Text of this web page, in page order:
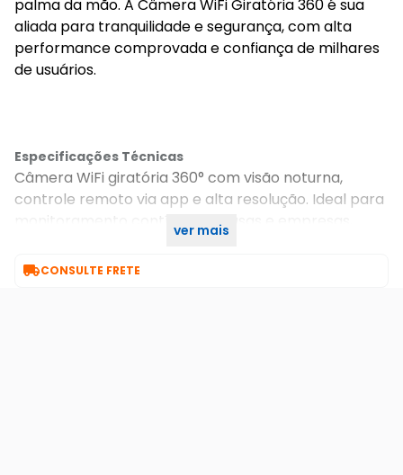
palma da mão. A Câmera WiFi Giratória 360 é sua
aliada para tranquilidade e segurança, com alta
performance comprovada e confiança de milhares
de usuários.
Especificações Técnicas
Câmera WiFi giratória 360° com visão noturna,
controle remoto via app e alta resolução. Ideal para
monitoramento contínuo de casas e empresas,
ver mais
CONSULTE FRETE